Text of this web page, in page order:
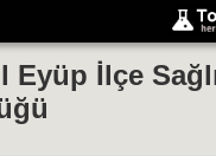
Eyüp İlçe